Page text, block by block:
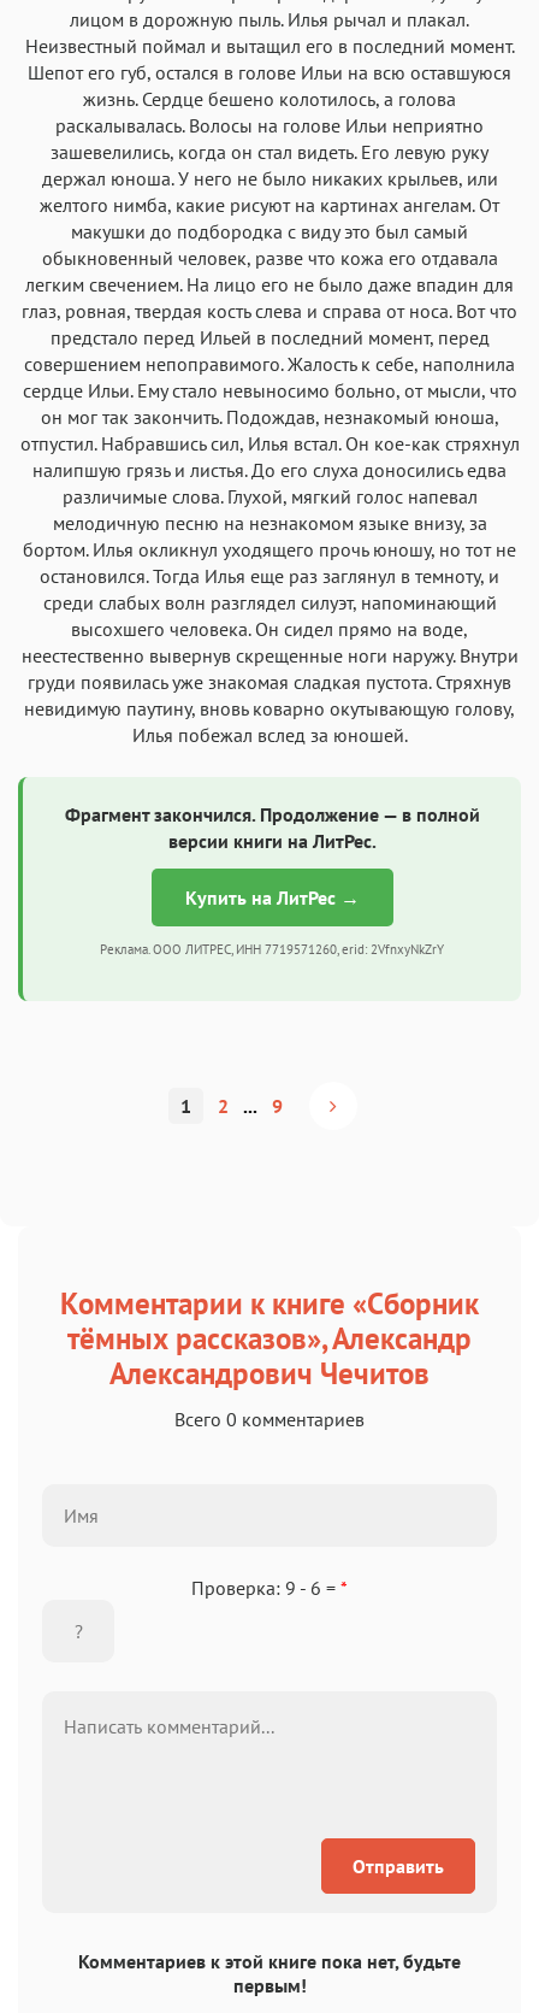
лицом в дорожную пыль. Илья рычал и плакал.
Неизвестный поймал и вытащил его в последний момент.
Шепот его губ, остался в голове Ильи на всю оставшуюся
жизнь. Сердце бешено колотилось, а голова
раскалывалась. Волосы на голове Ильи неприятно
зашевелились, когда он стал видеть. Его левую руку
держал юноша. У него не было никаких крыльев, или
желтого нимба, какие рисуют на картинах ангелам. От
макушки до подбородка с виду это был самый
обыкновенный человек, разве что кожа его отдавала
легким свечением. На лицо его не было даже впадин для
глаз, ровная, твердая кость слева и справа от носа. Вот что
предстало перед Ильей в последний момент, перед
совершением непоправимого. Жалость к себе, наполнила
сердце Ильи. Ему стало невыносимо больно, от мысли, что
он мог так закончить. Подождав, незнакомый юноша,
отпустил. Набравшись сил, Илья встал. Он кое-как стряхнул
налипшую грязь и листья. До его слуха доносились едва
различимые слова. Глухой, мягкий голос напевал
мелодичную песню на незнакомом языке внизу, за
бортом. Илья окликнул уходящего прочь юношу, но тот не
остановился. Тогда Илья еще раз заглянул в темноту, и
среди слабых волн разглядел силуэт, напоминающий
высохшего человека. Он сидел прямо на воде,
неестественно вывернув скрещенные ноги наружу. Внутри
груди появилась уже знакомая сладкая пустота. Стряхнув
невидимую паутину, вновь коварно окутывающую голову,
Илья побежал вслед за юношей.
Фрагмент закончился. Продолжение — в полной
версии книги на ЛитРес.
Купить на ЛитРес →
Реклама. ООО ЛИТРЕС, ИНН 7719571260, erid: 2VfnxyNkZrY
1 2 ... 9
Комментарии к книге «Сборник
тёмных рассказов», Александр
Александрович Чечитов
Всего 0 комментариев
Проверка: 9 - 6 = *
Отправить
Комментариев к этой книге пока нет, будьте
первым!